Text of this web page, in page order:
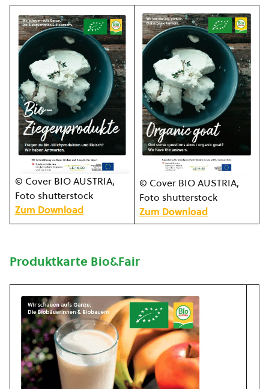
© Cover BIO AUSTRIA,
Foto shutterstock
Zum Download
© Cover BIO AUSTRIA,
Foto shutterstock
Zum Download
Produktkarte Bio&Fair